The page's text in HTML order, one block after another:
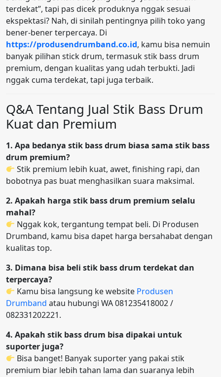
terdekat”, tapi pas dicek produknya nggak sesuai
ekspektasi? Nah, di sinilah pentingnya pilih toko yang
bener-bener terpercaya. Di
https://produsendrumband.co.id, kamu bisa nemuin
banyak pilihan stick drum, termasuk stik bass drum
premium, dengan kualitas yang udah terbukti. Jadi
nggak cuma terdekat, tapi juga terbaik.
Q&A Tentang Jual Stik Bass Drum
Kuat dan Premium
1. Apa bedanya stik bass drum biasa sama stik bass
drum premium?
Stik premium lebih kuat, awet, finishing rapi, dan
bobotnya pas buat menghasilkan suara maksimal.
2. Apakah harga stik bass drum premium selalu
mahal?
Nggak kok, tergantung tempat beli. Di Produsen
Drumband, kamu bisa dapet harga bersahabat dengan
kualitas top.
3. Dimana bisa beli stik bass drum terdekat dan
terpercaya?
Kamu bisa langsung ke website Produsen
Drumband atau hubungi WA 081235418002 /
082331202221.
4. Apakah stik bass drum bisa dipakai untuk
suporter juga?
Bisa banget! Banyak suporter yang pakai stik
premium biar lebih tahan lama dan suaranya lebih